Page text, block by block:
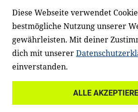
Lehrer*innen und andere
Fachexpert*innen. Dafür
mit Ministerien,
Einrichtungen, Verbänden,
und anderen Stiftungen
Diese Webseite verwendet
bestmögliche Nutzung unserer
gewährleisten. Mit deiner
dich mit unserer
einverstanden.
ALLE